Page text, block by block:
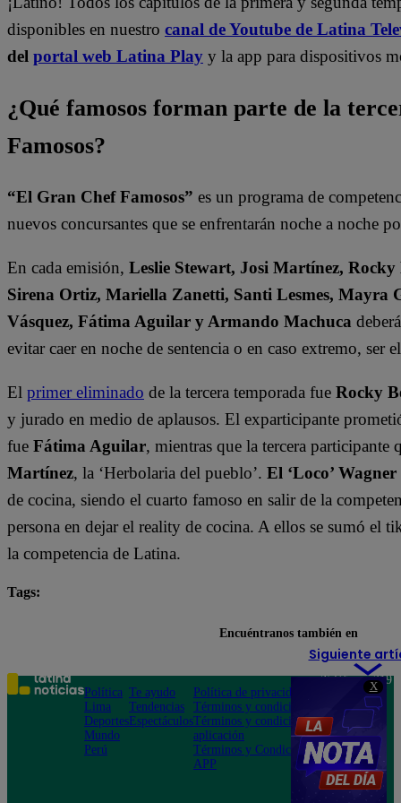
X
disponibles en nuestro canal de Youtube de Latina
del portal web Latina Play y la app para dispositivos
¿Qué famosos forman parte de la
Famosos?
“El Gran Chef Famosos” es un programa de
nuevos concursantes que se enfrentarán noche a noche
En cada emisión, Leslie Stewart, Josi Martínez, Rocky
Sirena Ortiz, Mariella Zanetti, Santi Lesmes, Mayra
Vásquez, Fátima Aguilar y Armando Machuca
evitar caer en noche de sentencia o en caso extremo, ser
El primer eliminado de la tercera temporada fue Rocky
y jurado en medio de aplausos. El exparticipante
fue Fátima Aguilar, mientras que la tercera
Martínez, la ‘Herbolaria del pueblo’. El ‘Loco’ Wagner
de cocina, siendo el cuarto famoso en salir de la
persona en dejar el reality de cocina. A ellos se sumó el
la competencia de Latina.
Tags:
Siguiente
Encuéntranos también en
Política
Lima
Deportes
Mundo
Perú
Te ayudo
Tendencias
Espectáculos
Política de privacidad
Términos y condiciones
Términos y condiciones
aplicación
Términos y Condiciones
APP
Teléfono: 219
Av. San
Felipe 968
Jesús María